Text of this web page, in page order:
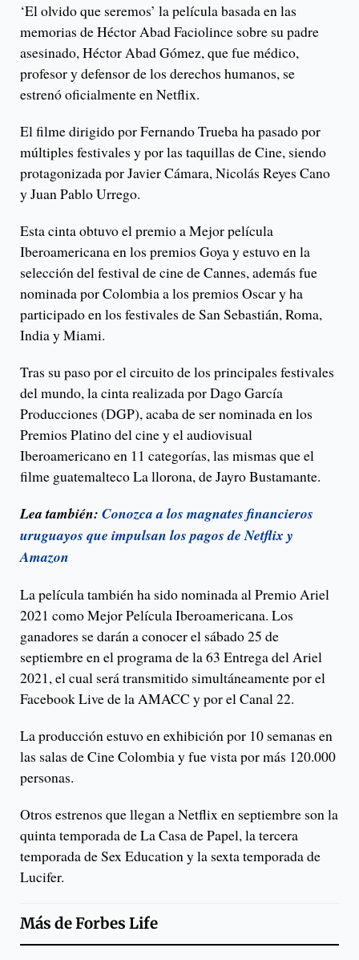
‘El olvido que seremos’ la película basada en las
memorias de Héctor Abad Faciolince sobre su padre
asesinado, Héctor Abad Gómez, que fue médico,
profesor y defensor de los derechos humanos, se
estrenó oficialmente en Netflix.
El filme dirigido por Fernando Trueba ha pasado por
múltiples festivales y por las taquillas de Cine, siendo
protagonizada por Javier Cámara, Nicolás Reyes Cano
y Juan Pablo Urrego.
Esta cinta obtuvo el premio a Mejor película
Iberoamericana en los premios Goya y estuvo en la
selección del festival de cine de Cannes, además fue
nominada por Colombia a los premios Oscar y ha
participado en los festivales de San Sebastián, Roma,
India y Miami.
Tras su paso por el circuito de los principales festivales
del mundo, la cinta realizada por Dago García
Producciones (DGP), acaba de ser nominada en los
Premios Platino del cine y el audiovisual
Iberoamericano en 11 categorías, las mismas que el
filme guatemalteco La llorona, de Jayro Bustamante.
Lea también: Conozca a los magnates financieros
uruguayos que impulsan los pagos de Netflix y
Amazon
La película también ha sido nominada al Premio Ariel
2021 como Mejor Película Iberoamericana. Los
ganadores se darán a conocer el sábado 25 de
septiembre en el programa de la 63 Entrega del Ariel
2021, el cual será transmitido simultáneamente por el
Facebook Live de la AMACC y por el Canal 22.
La producción estuvo en exhibición por 10 semanas en
las salas de Cine Colombia y fue vista por más 120.000
personas.
Otros estrenos que llegan a Netflix en septiembre son la
quinta temporada de La Casa de Papel, la tercera
temporada de Sex Education y la sexta temporada de
Lucifer.
Más deForbes Life